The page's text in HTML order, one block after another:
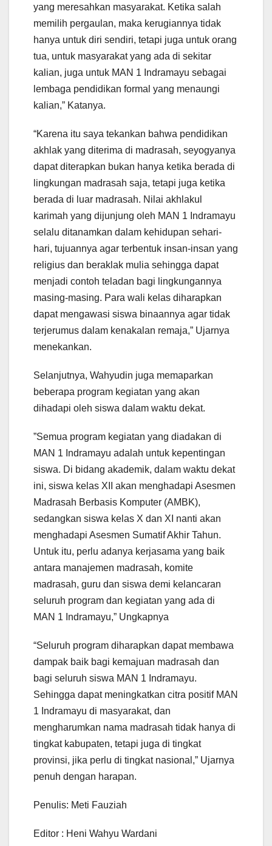
yang meresahkan masyarakat. Ketika salah
memilih pergaulan, maka kerugiannya tidak
hanya untuk diri sendiri, tetapi juga untuk orang
tua, untuk masyarakat yang ada di sekitar
kalian, juga untuk MAN 1 Indramayu sebagai
lembaga pendidikan formal yang menaungi
kalian,” Katanya.
“Karena itu saya tekankan bahwa pendidikan
akhlak yang diterima di madrasah, seyogyanya
dapat diterapkan bukan hanya ketika berada di
lingkungan madrasah saja, tetapi juga ketika
berada di luar madrasah. Nilai akhlakul
karimah yang dijunjung oleh MAN 1 Indramayu
selalu ditanamkan dalam kehidupan sehari-
hari, tujuannya agar terbentuk insan-insan yang
religius dan beraklak mulia sehingga dapat
menjadi contoh teladan bagi lingkungannya
masing-masing. Para wali kelas diharapkan
dapat mengawasi siswa binaannya agar tidak
terjerumus dalam kenakalan remaja,” Ujarnya
menekankan.
Selanjutnya, Wahyudin juga memaparkan
beberapa program kegiatan yang akan
dihadapi oleh siswa dalam waktu dekat.
”Semua program kegiatan yang diadakan di
MAN 1 Indramayu adalah untuk kepentingan
siswa. Di bidang akademik, dalam waktu dekat
ini, siswa kelas XII akan menghadapi Asesmen
Madrasah Berbasis Komputer (AMBK),
sedangkan siswa kelas X dan XI nanti akan
menghadapi Asesmen Sumatif Akhir Tahun.
Untuk itu, perlu adanya kerjasama yang baik
antara manajemen madrasah, komite
madrasah, guru dan siswa demi kelancaran
seluruh program dan kegiatan yang ada di
MAN 1 Indramayu,” Ungkapnya
“Seluruh program diharapkan dapat membawa
dampak baik bagi kemajuan madrasah dan
bagi seluruh siswa MAN 1 Indramayu.
Sehingga dapat meningkatkan citra positif MAN
1 Indramayu di masyarakat, dan
mengharumkan nama madrasah tidak hanya di
tingkat kabupaten, tetapi juga di tingkat
provinsi, jika perlu di tingkat nasional,” Ujarnya
penuh dengan harapan.
Penulis: Meti Fauziah
Editor : Heni Wahyu Wardani